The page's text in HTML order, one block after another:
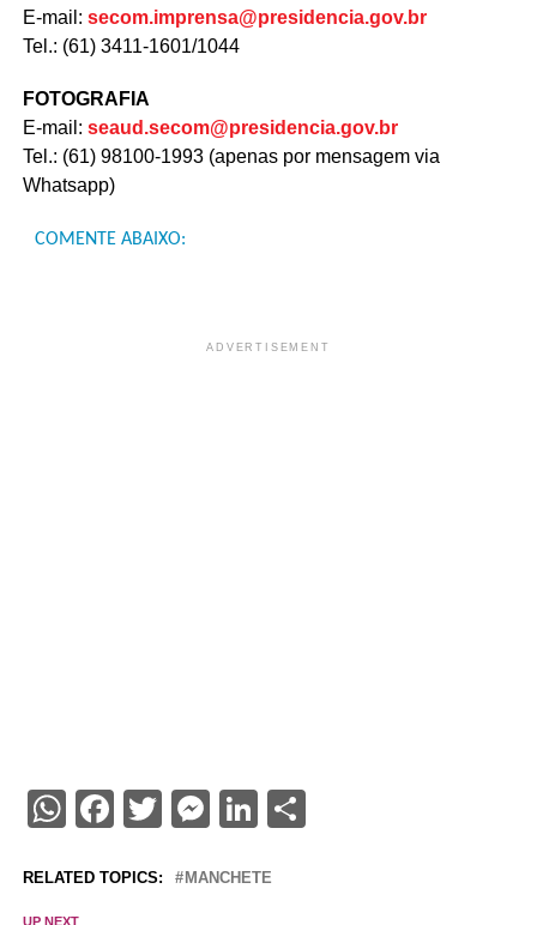
E-mail: secom.imprensa@presidencia.gov.br
Tel.: (61) 3411-1601/1044
FOTOGRAFIA
E-mail: seaud.secom@presidencia.gov.br
Tel.: (61) 98100-1993 (apenas por mensagem via
Whatsapp)
COMENTE ABAIXO:
ADVERTISEMENT
WhatsApp
Facebook
Twitter
Messenger
LinkedIn
Share
RELATED TOPICS: MANCHETE
UP NEXT